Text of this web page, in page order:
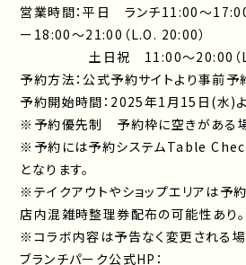
営業時間：平日 ランチ11:00～17:00
ー18:00～21:00（L.O. 20:00）
土日祝 11:00～20:00（
予約方法：公式予約サイトより事前予
予約開始時間：2025年1月15日(水)
※予約優先制 予約枠に空きがある
※予約には予約システムTable
となります。
※テイクアウトやショップエリアは予
店内混雑時整理券配布の可能性あり。
※コラボ内容は予告なく変更される
ブランチパーク公式HP：